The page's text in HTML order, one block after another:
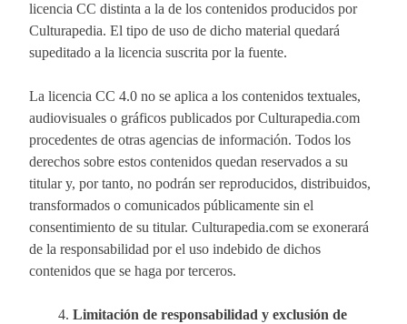
licencia CC distinta a la de los contenidos producidos por
Culturapedia. El tipo de uso de dicho material quedará
supeditado a la licencia suscrita por la fuente.
La licencia CC 4.0 no se aplica a los contenidos textuales,
audiovisuales o gráficos publicados por Culturapedia.com
procedentes de otras agencias de información. Todos los
derechos sobre estos contenidos quedan reservados a su
titular y, por tanto, no podrán ser reproducidos, distribuidos,
transformados o comunicados públicamente sin el
consentimiento de su titular. Culturapedia.com se exonerará
de la responsabilidad por el uso indebido de dichos
contenidos que se haga por terceros.
Limitación de responsabilidad y exclusión de